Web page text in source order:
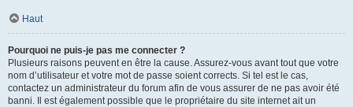
Haut
Pourquoi ne puis-je pas me connecter ?
Plusieurs raisons peuvent en être la cause. Assurez-vous avant tout que votre
nom d’utilisateur et votre mot de passe soient corrects. Si tel est le cas,
contactez un administrateur du forum afin de vous assurer de ne pas avoir été
banni. Il est également possible que le propriétaire du site internet ait un